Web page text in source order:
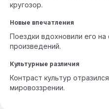
кругозор.
Новые впечатления
Поездки вдохновили его на
произведений.
Культурные различия
Контраст культур
мировоззрении.